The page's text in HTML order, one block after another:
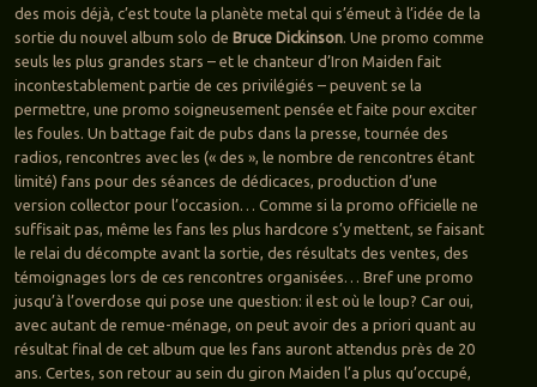
des mois déjà, c’est toute la planète metal qui s’émeut à l’idée de la
sortie du nouvel album solo de Bruce Dickinson. Une promo comme
seuls les plus grandes stars – et le chanteur d’Iron Maiden fait
incontestablement partie de ces privilégiés – peuvent se la
permettre, une promo soigneusement pensée et faite pour exciter
les foules. Un battage fait de pubs dans la presse, tournée des
radios, rencontres avec les (« des », le nombre de rencontres étant
limité) fans pour des séances de dédicaces, production d’une
version collector pour l’occasion… Comme si la promo officielle ne
suffisait pas, même les fans les plus hardcore s’y mettent, se faisant
le relai du décompte avant la sortie, des résultats des ventes, des
témoignages lors de ces rencontres organisées… Bref une promo
jusqu’à l’overdose qui pose une question: il est où le loup? Car oui,
avec autant de remue-ménage, on peut avoir des a priori quant au
résultat final de cet album que les fans auront attendus près de 20
ans. Certes, son retour au sein du giron Maiden l’a plus qu’occupé,